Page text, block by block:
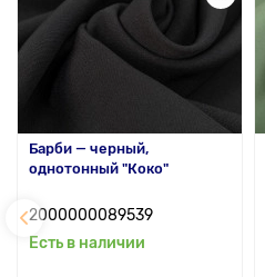
Барби — черный,
однотонный "Коко"
2000000089539
Есть в наличии